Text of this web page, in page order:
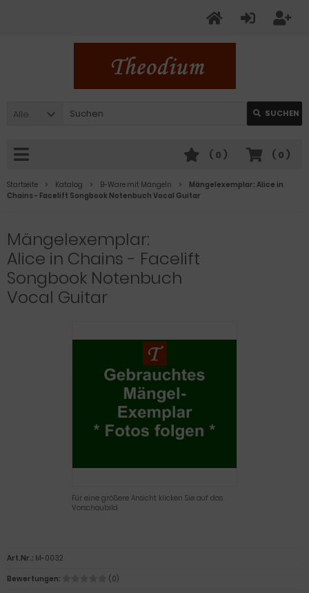
Alle SUCHEN
( 0 )
( 0 )
Startseite Katalog B-Ware mit Mängeln
Mängelexemplar: Alice in
Chains - Facelift Songbook Notenbuch Vocal Guitar
Mängelexemplar:
Alice in Chains - Facelift
Songbook Notenbuch
Vocal Guitar
Für eine größere Ansicht klicken Sie auf das
Vorschaubild
Art.Nr.: M-0032
Bewertungen:
(0)